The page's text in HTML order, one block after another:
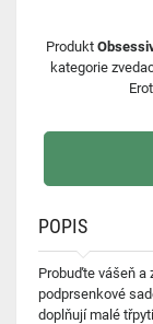
Produkt
kategorie
POPIS
Probuďte vášeň a
podprsenkové
doplňují malé